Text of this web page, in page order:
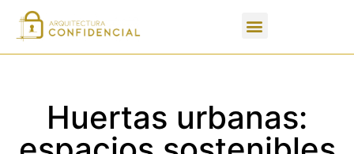
Huertas urbanas: